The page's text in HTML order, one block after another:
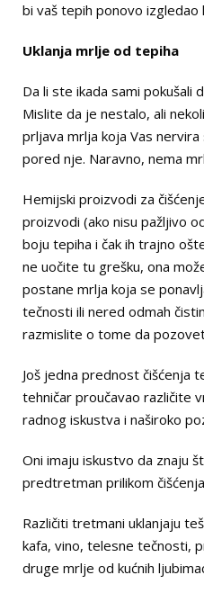
bi vaš tepih ponovo izgledao
Uklanja mrlje od tepiha
Da li ste ikada sami pokušali
Mislite da je nestalo, ali
prljava mrlja koja Vas
pored nje. Naravno, nema
Hemijski proizvodi za
proizvodi (ako nisu pažljivo
boju tepiha i čak ih trajno
ne uočite tu grešku, ona
postane mrlja koja se
tečnosti ili nered odmah
razmislite o tome da
Još jedna prednost čišćenja
tehničar proučavao različite
radnog iskustva i naširoko
Oni imaju iskustvo da znaju
predtretman prilikom
Različiti tretmani uklanjaju
kafa, vino, telesne tečnosti,
druge mrlje od kućnih